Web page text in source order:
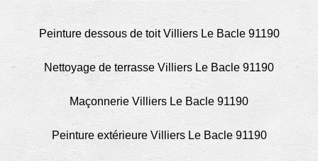
Peinture dessous de toit Villiers Le Bacle 91190
Nettoyage de terrasse Villiers Le Bacle 91190
Maçonnerie Villiers Le Bacle 91190
Peinture extérieure Villiers Le Bacle 91190